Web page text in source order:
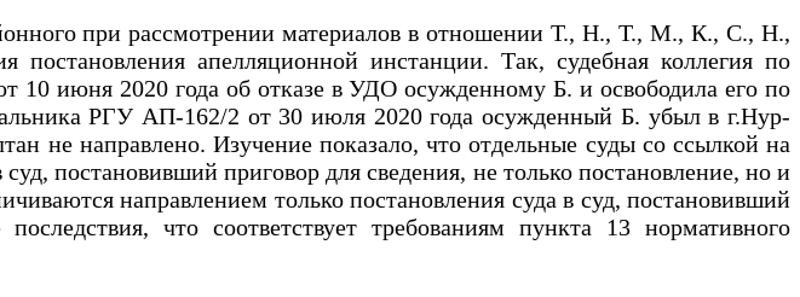
при рассмотрении материалов в отношении Т., Н., Т., М., К., С., Н.,
апелляционной инстанции. Так, судебная коллегия по
10 июня 2020 года об отказе в УДО осужденному Б. и освободила его по
РГУ АП-162/2 от 30 июля 2020 года осужденный Б. убыл в г.Нур-
не направлено. Изучение показало, что отдельные суды со ссылкой на
постановивший приговор для сведения, не только постановление, но и
направлением только постановления суда в суд, постановивший
что соответствует требованиям пункта 13 нормативного